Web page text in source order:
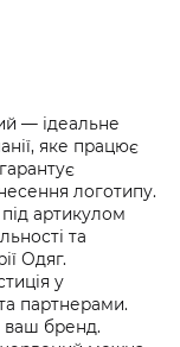
— ідеальне
яке працює
логотипу.
артикулом
та
Одяг.
у
партнерами.
ваш бренд.